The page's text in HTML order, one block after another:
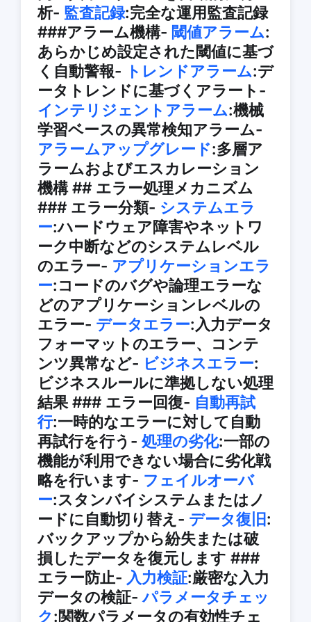
析- 監査記録:完全な運用監査記録
###アラーム機構- 閾値アラーム:
あらかじめ設定された閾値に基づ
く自動警報- トレンドアラーム:デ
ータトレンドに基づくアラート-
インテリジェントアラーム:機械
学習ベースの異常検知アラーム-
アラームアップグレード:多層ア
ラームおよびエスカレーション
機構 ## エラー処理メカニズム
### エラー分類- システムエラ
ー:ハードウェア障害やネットワ
ーク中断などのシステムレベル
のエラー- アプリケーションエラ
ー:コードのバグや論理エラーな
どのアプリケーションレベルの
エラー- データエラー:入力データ
フォーマットのエラー、コンテ
ンツ異常など- ビジネスエラー:
ビジネスルールに準拠しない処理
結果 ### エラー回復- 自動再試
行:一時的なエラーに対して自動
再試行を行う- 処理の劣化:一部の
機能が利用できない場合に劣化戦
略を行います- フェイルオーバ
ー:スタンバイシステムまたはノ
ードに自動切り替え- データ復旧:
バックアップから紛失または破
損したデータを復元します ###
エラー防止- 入力検証:厳密な入力
データの検証-パラメータチェッ
ク:関数パラメータの有効性チェ